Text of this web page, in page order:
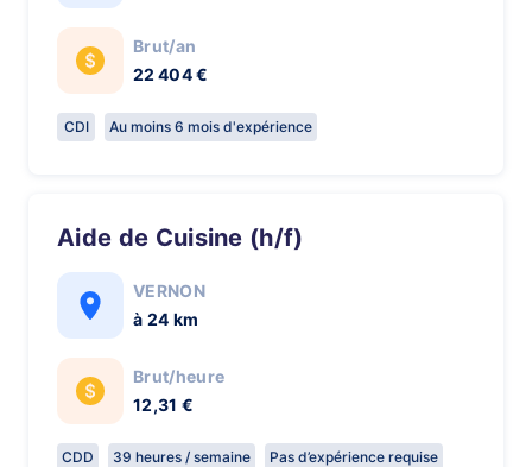
Brut/an
22 404 €
CDI Au moins 6 mois d'expérience
Aide de Cuisine (h/f)
VERNON
à 24 km
Brut/heure
12,31 €
CDD 39 heures / semaine Pas d’expérience requise